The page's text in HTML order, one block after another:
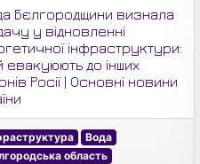
Бєлгородщини визнала
у відновленні
інфраструктури:
евакуюють до інших
Росії | Основні новини
Вода
область